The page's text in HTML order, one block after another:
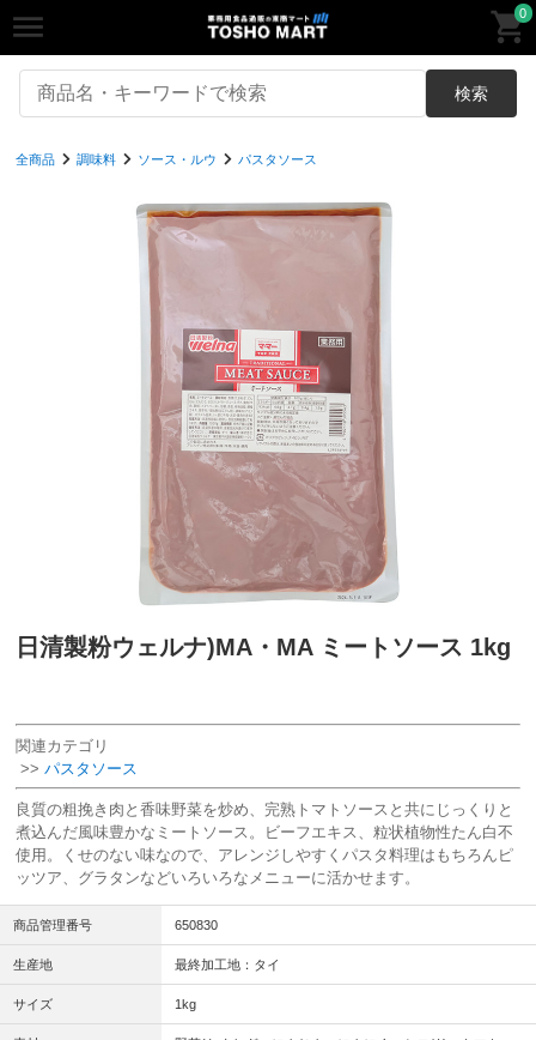
0
検索
全商品 調味料 ソース・ルウ パスタソース
日清製粉ウェルナ)MA・MA ミートソース 1kg
関連カテゴリ
>> パスタソース
良質の粗挽き肉と香味野菜を炒め、完熟トマトソースと共にじっくりと
煮込んだ風味豊かなミートソース。ビーフエキス、粒状植物性たん白不
使用。くせのない味なので、アレンジしやすくパスタ料理はもちろんピ
ッツア、グラタンなどいろいろなメニューに活かせます。
商品管理番号 650830
生産地 最終加工地：タイ
サイズ 1kg